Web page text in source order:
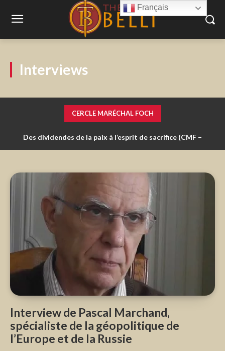
Interviews
CERCLE MARÉCHAL FOCH
Des dividendes de la paix à l’esprit de sacrifice (CMF –
La liberté d’expression : au cœur du rôle du G2S
Interview de Pascal Marchand,
spécialiste de la géopolitique de
l’Europe et de la Russie
Français